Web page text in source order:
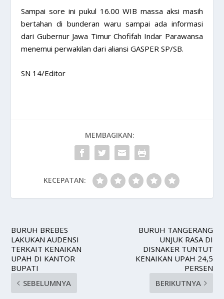
Sampai sore ini pukul 16.00 WIB massa aksi masih
bertahan di bunderan waru sampai ada informasi
dari Gubernur Jawa Timur Chofifah Indar Parawansa
menemui perwakilan dari aliansi GASPER SP/SB.
SN 14/Editor
MEMBAGIKAN:
KECEPATAN:
BURUH BREBES
LAKUKAN AUDENSI
TERKAIT KENAIKAN
UPAH DI KANTOR
BUPATI
SEBELUMNYA
BURUH TANGERANG
UNJUK RASA DI
DISNAKER TUNTUT
KENAIKAN UPAH 24,5
PERSEN
BERIKUTNYA